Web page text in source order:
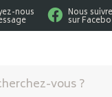
nous Nous suivre
sur